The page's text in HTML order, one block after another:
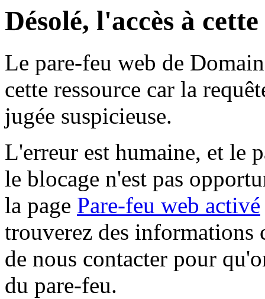
Désolé, l'accès à
Le pare-feu web de
cette ressource car la
jugée suspicieuse.
L'erreur est humaine, et le
le blocage n'est pas
la page Pare-feu web activé
trouverez des informations
de nous contacter pour
du pare-feu.